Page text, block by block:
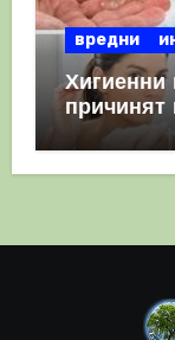
вредни
Хигиенни
причинят
полза